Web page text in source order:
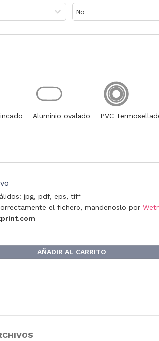
Aluminio ovalado PVC
jpg, pdf, eps, tiff
el fichero, mandenoslo por
AÑADIR AL CARRITO